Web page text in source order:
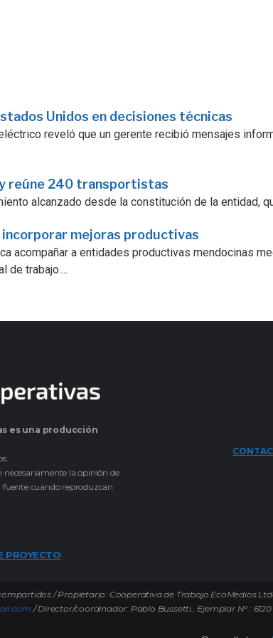
Unidos en decisiones técnicas
reveló que un gerente recibió mensajes
reúne 240 transportistas
alcanzado desde la constitución de la entidad,
mejoras productivas
acompañar a entidades productivas mendocinas
de trabajo....
es una producción
necesariamente la opinión de
fuente cuando reproduzcan
PROYECTO
/ Propietario: Cooperativa de Trabajo EcoMedios
/ Director/coordinador: Pablo Bussetti.. Ejemplar N° :